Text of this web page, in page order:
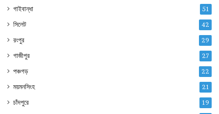
গাইবান্ধা 51
সিলেট 42
রংপুর 29
গাজীপুর 27
পঞ্চগড় 22
ময়মনসিংহ 21
চাঁদপুরে 19